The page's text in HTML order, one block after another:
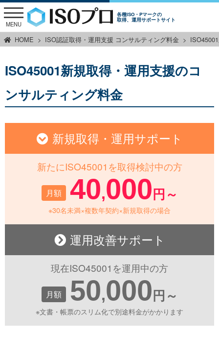
各種ISO・Pマークの
取得、運用サポートサイト
MENU
HOME ISO認証取得・運用支援 コンサルティング料金
ISO45001新規取得・運用支援のコ
ンサルティング料金
新規取得・運用サポート
新たにISO45001を取得検討中の方
月額 40,000 円～
※30名未満×複数年契約×新規取得の場合
運用改善サポート
現在ISO45001を運用中の方
月額 50,000 円～
※文書・帳票のスリム化で別途料金がかかります